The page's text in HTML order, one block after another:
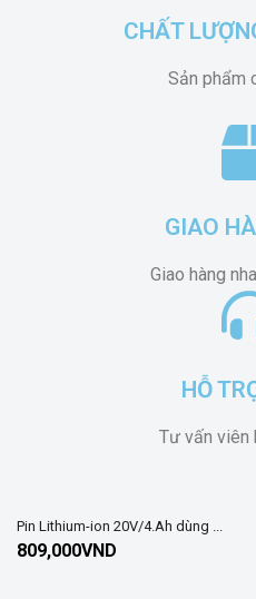
CHẤT
Sản phẩm
GIAO
Giao hàng
HỖ
Tư vấn viên
Pin Lithium-ion 20V/4.Ah dùng ...
809,000VND